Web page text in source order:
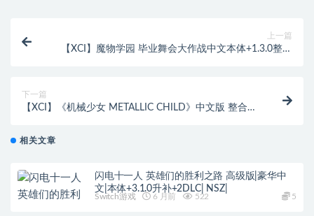
上一篇
【XCI】魔物学园 毕业舞会大作战中文本体+1.3.0整合
下一篇
【XCI】《机械少女 METALLIC CHILD》中文版 整合版
相关文章
闪电十一人 英雄们的胜利之路 高级版|豪华中
文|本体+3.1.0升补+2DLC| NSZ|
Switch游戏 6 月前 522 5